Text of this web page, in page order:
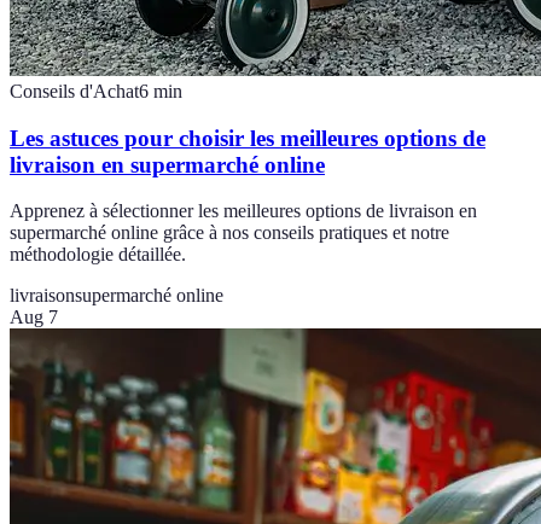
Conseils d'Achat6 min
Les astuces pour choisir les meilleures options de
livraison en supermarché online
Apprenez à sélectionner les meilleures options de livraison en
supermarché online grâce à nos conseils pratiques et notre
méthodologie détaillée.
livraisonsupermarché online
Aug 7